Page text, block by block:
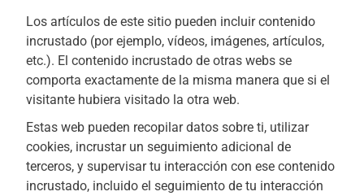
Los artículos de este sitio pueden incluir contenido
incrustado (por ejemplo, vídeos, imágenes, artículos,
etc.). El contenido incrustado de otras webs se
comporta exactamente de la misma manera que si el
visitante hubiera visitado la otra web.
Estas web pueden recopilar datos sobre ti, utilizar
cookies, incrustar un seguimiento adicional de
terceros, y supervisar tu interacción con ese contenido
incrustado, incluido el seguimiento de tu interacción